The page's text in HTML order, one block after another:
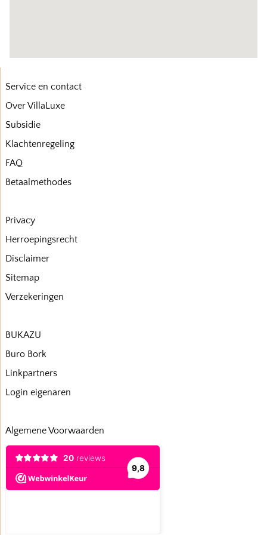
Service en contact
Over VillaLuxe
Subsidie
Klachtenregeling
FAQ
Betaalmethodes
Privacy
Herroepingsrecht
Disclaimer
Sitemap
Verzekeringen
BUKAZU
Buro Bork
Linkpartners
Login eigenaren
Algemene Voorwaarden